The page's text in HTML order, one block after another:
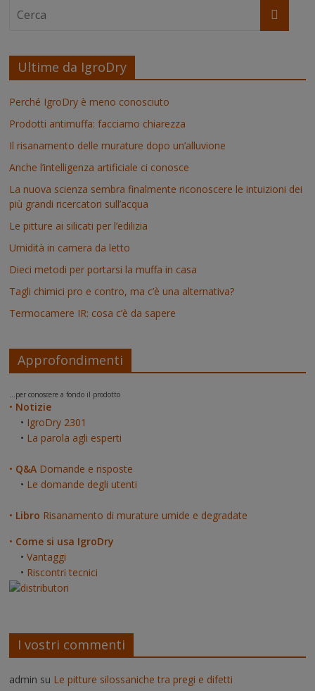
Ultime da IgroDry
Perché IgroDry è meno conosciuto
Prodotti antimuffa: facciamo chiarezza
Il risanamento delle murature dopo un’alluvione
Anche l’intelligenza artificiale ci conosce
La nuova scienza sembra finalmente riconoscere le intuizioni dei
più grandi ricercatori sull’acqua
Le pitture ai silicati per l’edilizia
Umidità in camera da letto
Dieci metodi per portarsi la muffa in casa
Tagli chimici pro e contro, ma c’è una alternativa?
Termocamere IR: cosa c’è da sapere
Approfondimenti
...per conoscere a fondo il prodotto
• Notizie
• IgroDry 2301
• La parola agli esperti
• Q&A Domande e risposte
• Le domande degli utenti
• Libro Risanamento di murature umide e degradate
• Come si usa IgroDry
•Vantaggi
• Riscontri tecnici
I vostri commenti
admin su Le pitture silossaniche tra pregi e difetti